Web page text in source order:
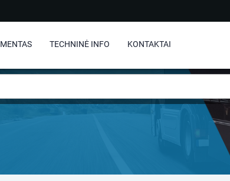
TECHNINĖ INFO KONTAKTAI